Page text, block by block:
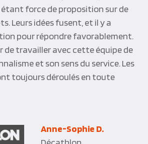
étant force de proposition sur de
Leurs idées fusent, et il y a
pour répondre favorablement.
de travailler avec cette équipe de
et son sens du service. Les
toujours déroulés en toute
Anne-Sophie D.
Décathlon